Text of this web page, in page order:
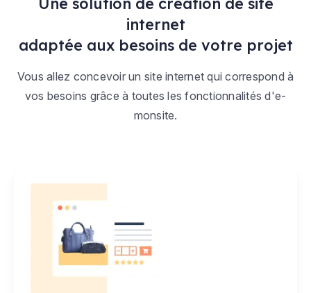
internet
adaptée aux besoins de votre projet
Vous allez concevoir un site internet qui correspond à
vos besoins grâce à toutes les fonctionnalités d'e-
monsite.